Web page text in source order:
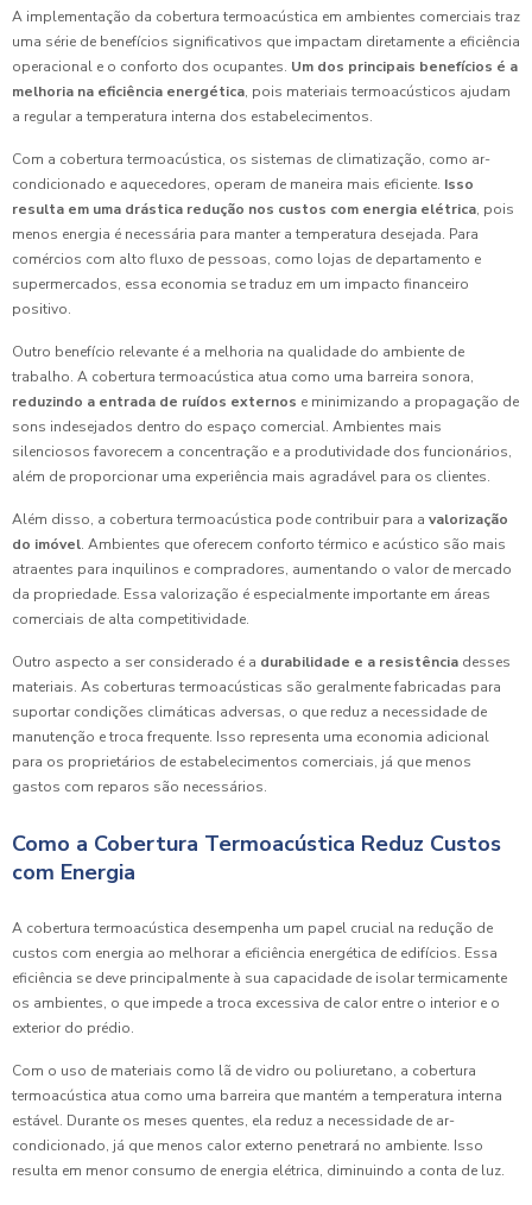
A implementação da cobertura termoacústica em ambientes comerciais traz
uma série de benefícios significativos que impactam diretamente a eficiência
operacional e o conforto dos ocupantes. Um dos principais benefícios é a
melhoria na eficiência energética, pois materiais termoacústicos ajudam
a regular a temperatura interna dos estabelecimentos.
Com a cobertura termoacústica, os sistemas de climatização, como ar-
condicionado e aquecedores, operam de maneira mais eficiente. Isso
resulta em uma drástica redução nos custos com energia elétrica, pois
menos energia é necessária para manter a temperatura desejada. Para
comércios com alto fluxo de pessoas, como lojas de departamento e
supermercados, essa economia se traduz em um impacto financeiro
positivo.
Outro benefício relevante é a melhoria na qualidade do ambiente de
trabalho. A cobertura termoacústica atua como uma barreira sonora,
reduzindo a entrada de ruídos externos e minimizando a propagação de
sons indesejados dentro do espaço comercial. Ambientes mais
silenciosos favorecem a concentração e a produtividade dos funcionários,
além de proporcionar uma experiência mais agradável para os clientes.
Além disso, a cobertura termoacústica pode contribuir para a valorização
do imóvel. Ambientes que oferecem conforto térmico e acústico são mais
atraentes para inquilinos e compradores, aumentando o valor de mercado
da propriedade. Essa valorização é especialmente importante em áreas
comerciais de alta competitividade.
Outro aspecto a ser considerado é a durabilidade e a resistência desses
materiais. As coberturas termoacústicas são geralmente fabricadas para
suportar condições climáticas adversas, o que reduz a necessidade de
manutenção e troca frequente. Isso representa uma economia adicional
para os proprietários de estabelecimentos comerciais, já que menos
gastos com reparos são necessários.
Como a Cobertura Termoacústica Reduz Custos
com Energia
A cobertura termoacústica desempenha um papel crucial na redução de
custos com energia ao melhorar a eficiência energética de edifícios. Essa
eficiência se deve principalmente à sua capacidade de isolar termicamente
os ambientes, o que impede a troca excessiva de calor entre o interior e o
exterior do prédio.
Com o uso de materiais como lã de vidro ou poliuretano, a cobertura
termoacústica atua como uma barreira que mantém a temperatura interna
estável. Durante os meses quentes, ela reduz a necessidade de ar-
condicionado, já que menos calor externo penetrará no ambiente. Isso
resulta em menor consumo de energia elétrica, diminuindo a conta de luz.